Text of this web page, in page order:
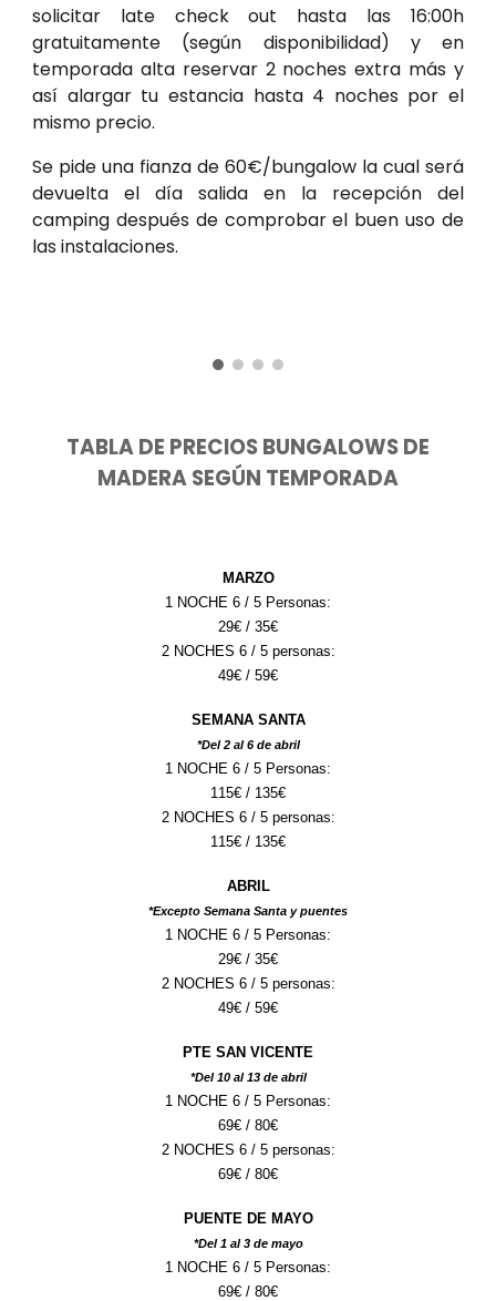
solicitar late check out hasta las 16:00h
gratuitamente (según disponibilidad) y en
temporada alta reservar 2 noches extra más y
así alargar tu estancia hasta 4 noches por el
mismo precio.
Se pide una fianza de 60€/bungalow la cual será
devuelta el día salida en la recepción del
camping después de comprobar el buen uso de
las instalaciones.
TABLA DE PRECIOS BUNGALOWS DE
MADERA SEGÚN TEMPORADA
MARZO
1 NOCHE 6 / 5 Personas:
29€ / 35€
2 NOCHES 6 / 5 personas:
49€ / 59€
SEMANA SANTA
*Del2al6de abril
1 NOCHE 6 / 5 Personas:
115€ / 135€
2 NOCHES 6 / 5 personas:
115€ / 135€
ABRIL
*Excepto Semana Santa y puentes
1 NOCHE 6 / 5 Personas:
29€ / 35€
2 NOCHES 6 / 5 personas:
49€ / 59€
PTE SAN VICENTE
*Del10al13de abril
1 NOCHE 6 / 5 Personas:
69€ / 80€
2 NOCHES 6 / 5 personas:
69€ / 80€
PUENTE DEMAYO
*Del1 al3de mayo
1 NOCHE 6 / 5 Personas:
69€ / 80€